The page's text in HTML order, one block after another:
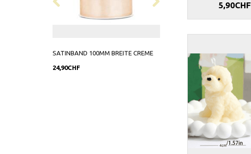
SATINBAND 100MM BREITE CREME
24,90CHF
SATINBAND 12 MM ELFENBEIN
5,90CHF